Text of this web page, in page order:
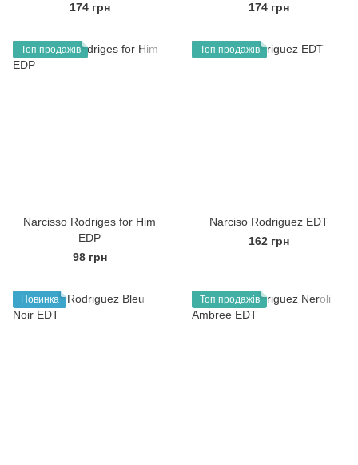
174 грн
174 грн
Топ продажів
Narcisso Rodriges for Him
EDP
98 грн
Топ продажів
Narciso Rodriguez EDT
162 грн
Новинка Топ продажів